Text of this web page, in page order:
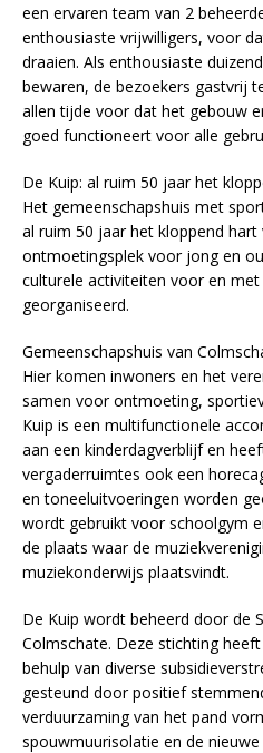
een ervaren team van 2
enthousiaste vrijwilligers, voor
draaien. Als enthousiaste
bewaren, de bezoekers gastvrij
allen tijde voor dat het gebouw
goed functioneert voor alle
De Kuip: al ruim 50 jaar het
Het gemeenschapshuis met
al ruim 50 jaar het kloppend hart
ontmoetingsplek voor jong en
culturele activiteiten voor en
georganiseerd.
Gemeenschapshuis van
Hier komen inwoners en het
samen voor ontmoeting,
Kuip is een multifunctionele
aan een kinderdagverblijf en
vergaderruimtes ook een
en toneeluitvoeringen worden
wordt gebruikt voor schoolgym
de plaats waar de
muziekonderwijs plaatsvindt.
De Kuip wordt beheerd door de
Colmschate. Deze stichting
behulp van diverse
gesteund door positief
verduurzaming van het pand
spouwmuurisolatie en de